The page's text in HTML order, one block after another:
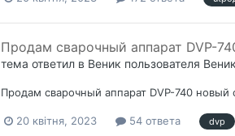
Продам сварочный аппарат DVP-
тема ответил в Веник пользователя Веник
Продам сварочный аппарат DVP-740
20 квітня, 2023 54 ответа dvp